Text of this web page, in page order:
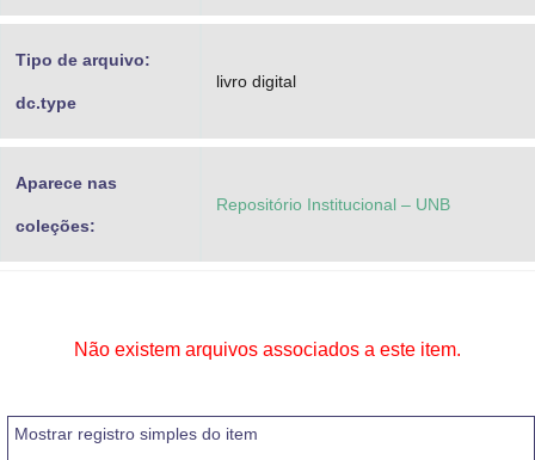
Tipo de arquivo:
dc.type
livro digital
Aparece nas
coleções:
Repositório Institucional – UNB
Não existem arquivos associados a este item.
Mostrar registro simples do item